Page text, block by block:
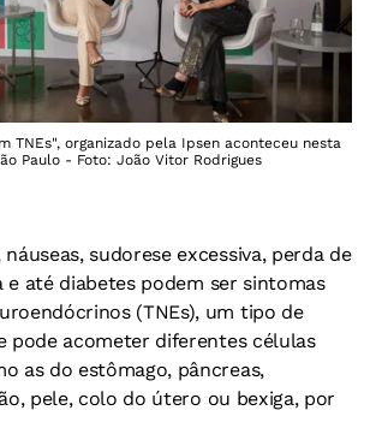
TNEs", organizado pela Ipsen aconteceu nesta
Paulo - Foto: João Vitor Rodrigues
sudorese excessiva, perda de
e até diabetes podem ser sintomas
(TNEs), um tipo de
pode acometer diferentes células
as do estômago, pâncreas,
pele, colo do útero ou bexiga, por